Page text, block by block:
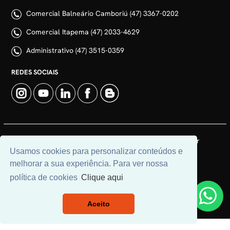
Usamos cookies para personalizar conteúdos e
melhorar a sua experiência. Para ver nossa
política de cookies Clique aqui
Aceito
Comercial Balneário Camboriú (47) 3367-0202
Comercial Itapema (47) 2033-4629
Administrativo (47) 3515-0359
REDES SOCIAIS
© 2026 | Adim Aluguéis | CRECI: 3235J | Desenvolvido por
Universal Software.